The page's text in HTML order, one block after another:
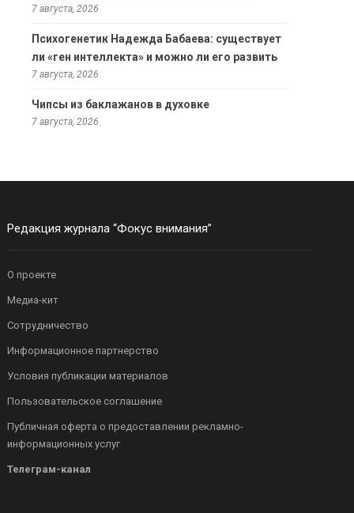
7 августа, 2026
Психогенетик Надежда Бабаева: существует
ли «ген интеллекта» и можно ли его развить
7 августа, 2026
Чипсы из баклажанов в духовке
7 августа, 2026
Редакция журнала “Фокус внимания”
О проекте
Медиа-кит
Сотрудничество
Информационное партнерство
Условия публикации материалов
Пользовательское соглашение
Публичная оферта о предоставлении рекламно-
информационных услуг
Телеграм-канал